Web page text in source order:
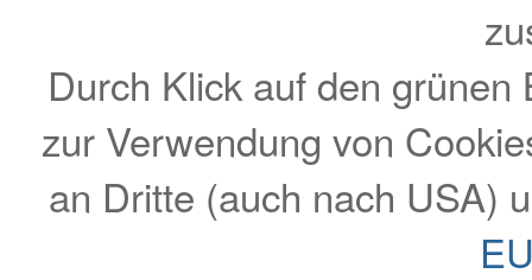
Durch Klick auf den
zur Verwendung von
an Dritte (auch nach USA)